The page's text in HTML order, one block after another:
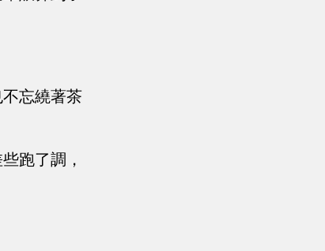
忘繞著茶
跑了調，